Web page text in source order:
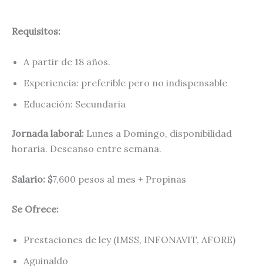
Requisitos:
A partir de 18 años.
Experiencia: preferible pero no indispensable
Educación: Secundaria
Jornada laboral: Lunes a Domingo, disponibilidad
horaria. Descanso entre semana.
Salario: $7,600 pesos al mes + Propinas
Se Ofrece:
Prestaciones de ley (IMSS, INFONAVIT, AFORE)
Aguinaldo